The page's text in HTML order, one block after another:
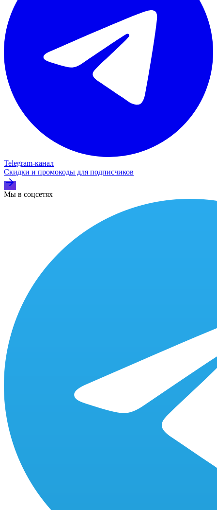
Telegram‑канал
Скидки и промокоды для подписчиков
Мы в соцсетях